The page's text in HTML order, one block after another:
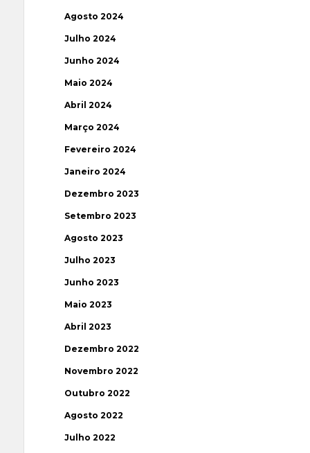
Agosto 2024
Julho 2024
Junho 2024
Maio 2024
Abril 2024
Março 2024
Fevereiro 2024
Janeiro 2024
Dezembro 2023
Setembro 2023
Agosto 2023
Julho 2023
Junho 2023
Maio 2023
Abril 2023
Dezembro 2022
Novembro 2022
Outubro 2022
Agosto 2022
Julho 2022